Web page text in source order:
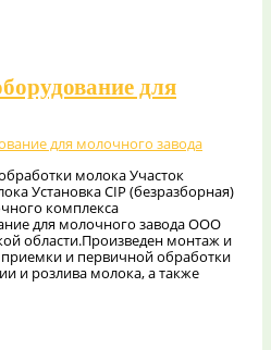
для
молока Участок
Установка CIP (безразборная)
комплекса
для молочного завода ООО
области.Произведен монтаж и
и первичной обработки
и розлива молока, а также